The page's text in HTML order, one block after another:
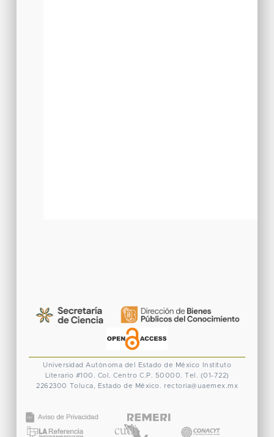
Universidad Autónoma del Estado de México
Instituto
Literario #100. Col. Centro C.P. 50000. Tel. (01-722)
2262300 Toluca, Estado de México. rectoria@uaemex.mx